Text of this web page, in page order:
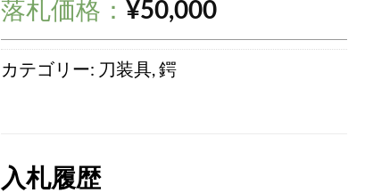
落札価格： ¥50,000
カテゴリー: 刀装具 鍔
入札履歴